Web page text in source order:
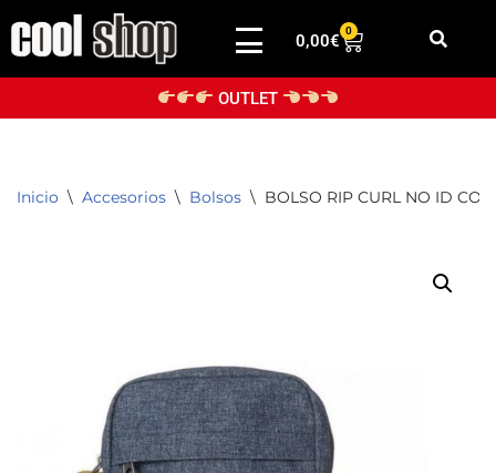
Saltar
0,00€
0
OUTLET
Inicio \ Accesorios \ Bolsos \ BOLSO RIP CURL NO ID